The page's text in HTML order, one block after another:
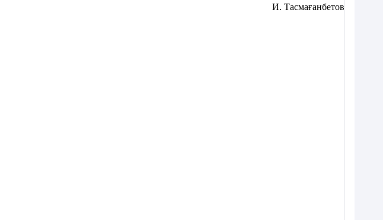
И. Тасмағанбетов